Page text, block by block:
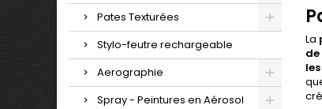
Pates Texturées
Stylo-feutre rechargeable
Aerographie
Spray - Peintures en Aérosol
La